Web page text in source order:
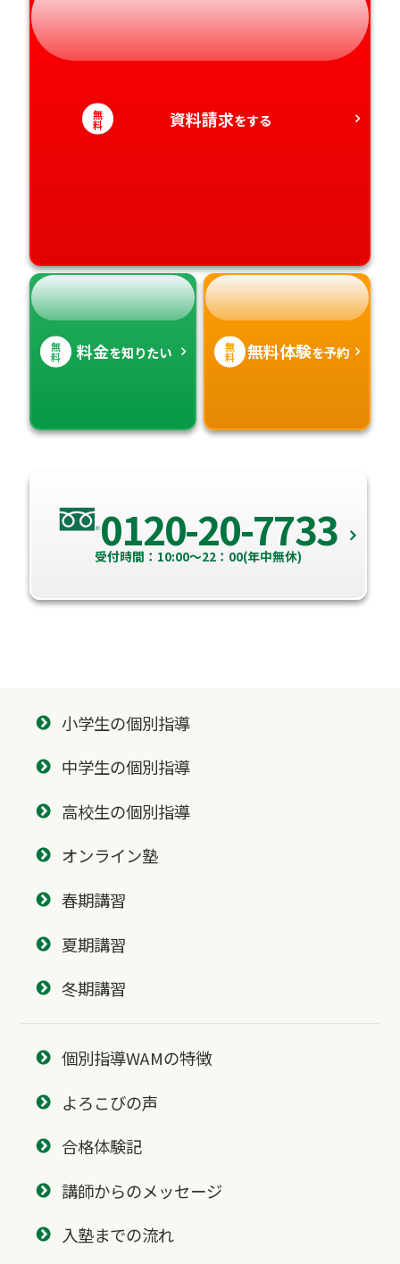
静岡県
和歌山県
徳島県
愛媛県
大分県
鹿児島県
無
料 資料請求をする
無
料 料金を知りたい 無
料 無料体験を予約
0120-20-7733
受付時間：10:00～22：00(年中無休)
小学生の個別指導
中学生の個別指導
高校生の個別指導
オンライン塾
春期講習
夏期講習
冬期講習
個別指導WAMの特徴
よろこびの声
合格体験記
講師からのメッセージ
入塾までの流れ